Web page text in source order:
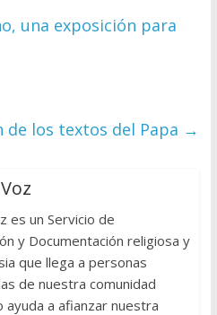
una exposición para
de los textos del Papa →
es un Servicio de
y Documentación religiosa y
que llega a personas
de nuestra comunidad
a afianzar nuestra